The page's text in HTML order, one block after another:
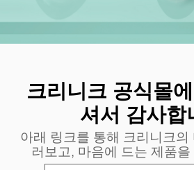
크리니크 공식몰
셔서 감사합
아래 링크를 통해 크리니크의
러보고, 마음에 드는 제품